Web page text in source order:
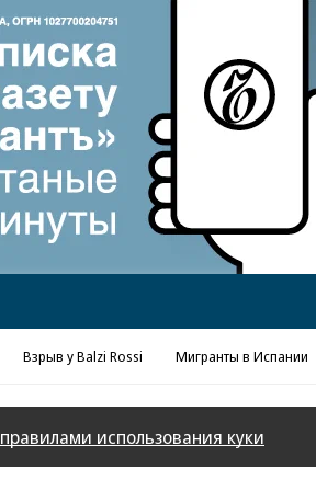
Реклама в «Ъ»
Взрыв у Balzi Rossi Мигранты в Испании
правилами использования куки